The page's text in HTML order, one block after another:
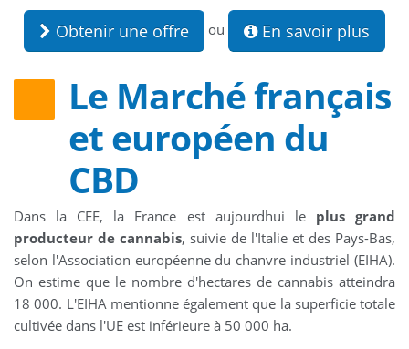
Obtenir une offre ou En savoir plus
Le Marché français
et européen du
CBD
Dans la CEE, la France est aujourdhui le plus grand
producteur de cannabis, suivie de l'Italie et des Pays-Bas,
selon l'Association européenne du chanvre industriel (EIHA).
On estime que le nombre d'hectares de cannabis atteindra
18 000. L'EIHA mentionne également que la superficie totale
cultivée dans l'UE est inférieure à 50 000 ha.